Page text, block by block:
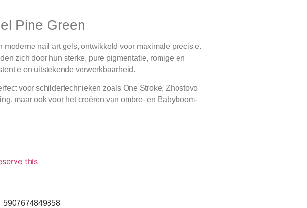
Pine Green
moderne nail art gels, ontwikkeld voor maximale precisie.
zich door hun sterke, pure pigmentatie, romige en
en uitstekende verwerkbaarheid.
voor schildertechnieken zoals One Stroke, Zhostovo
maar ook voor het creëren van ombre- en Babyboom-
this
5907674849858